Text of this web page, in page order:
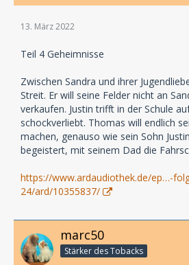
13. März 2022
Teil 4 Geheimnisse
Zwischen Sandra und ihrer
Streit. Er will seine Felder nicht an
verkaufen. Justin trifft in der Schule
schockverliebt. Thomas will endlich
machen, genauso wie sein Sohn
begeistert, mit seinem Dad die
https://www.ardaudiothek.de/ep…-
24/ard/10355837/
marc50
Stärker des Tobacks